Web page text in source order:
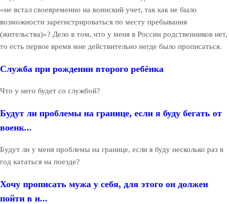
«не встал своевременно на воинский учет, так как не было
возможности зарегистрироваться по месту пребывания
(жительства)»? Дело в том, что у меня в России родственников нет,
то есть первое время мне действительно негде было прописаться.
Служба при рождении второго ребёнка
Что у него будет со службой?
Будут ли проблемы на границе, если я буду бегать от
военк...
Будут ли у меня проблемы на границе, если я буду несколько раз в
год кататься на поезде?
Хочу прописать мужа у себя, для этого он должен
пойти в н...